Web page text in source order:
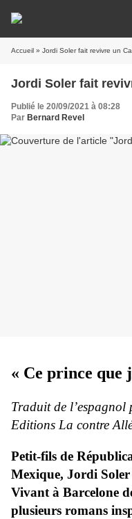
Accueil » Jordi Soler fait revivre un
Jordi Soler fait
Publié le 20/09/2021 à 08:28
Par Bernard Revel
« Ce prince que
Traduit de
Editions La contre
Petit-fils de
Mexique, Jordi Soler
Vivant à Barcelone
plusieurs romans